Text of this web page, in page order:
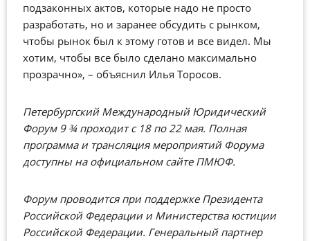
подзаконных актов, которые надо не просто
разработать, но и заранее обсудить с рынком,
чтобы рынок был к этому готов и все видел. Мы
хотим, чтобы все было сделано максимально
прозрачно», – объяснил Илья Торосов.
Петербургский Международный Юридический
Форум 9 ¾ проходит с 18 по 22 мая. Полная
программа и трансляция мероприятий Форума
доступны на официальном сайте ПМЮФ.
Форум проводится при поддержке Президента
Российской Федерации и Министерства юстиции
Российской Федерации. Генеральный партнер